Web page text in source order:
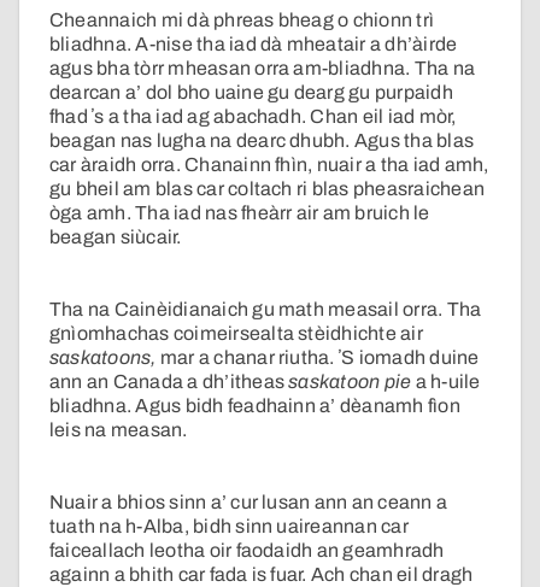
Cheannaich mi dà phreas bheag o chionn trì
bliadhna. A-nise tha iad dà mheatair a dh’àirde
agus bha tòrr mheasan orra am-bliadhna. Tha na
dearcan a’ dol bho uaine gu dearg gu purpaidh
fhad ʼs a tha iad ag abachadh. Chan eil iad mòr,
beagan nas lugha na dearc dhubh. Agus tha blas
car àraidh orra. Chanainn fhìn, nuair a tha iad amh,
gu bheil am blas car coltach ri blas pheasraichean
òga amh. Tha iad nas fheàrr air am bruich le
beagan siùcair.
Tha na Cainèidianaich gu math measail orra. Tha
gnìomhachas coimeirsealta stèidhichte air
saskatoons, mar a chanar riutha. ʼS iomadh duine
ann an Canada a dh’itheassaskatoon pie a h-uile
bliadhna. Agus bidh feadhainn a’ dèanamh fìon
leis na measan.
Nuair a bhios sinn a’ cur lusan ann an ceann a
tuath na h-Alba, bidh sinn uaireannan car
faiceallach leotha oir faodaidh an geamhradh
againn a bhith car fada is fuar. Ach chan eil dragh